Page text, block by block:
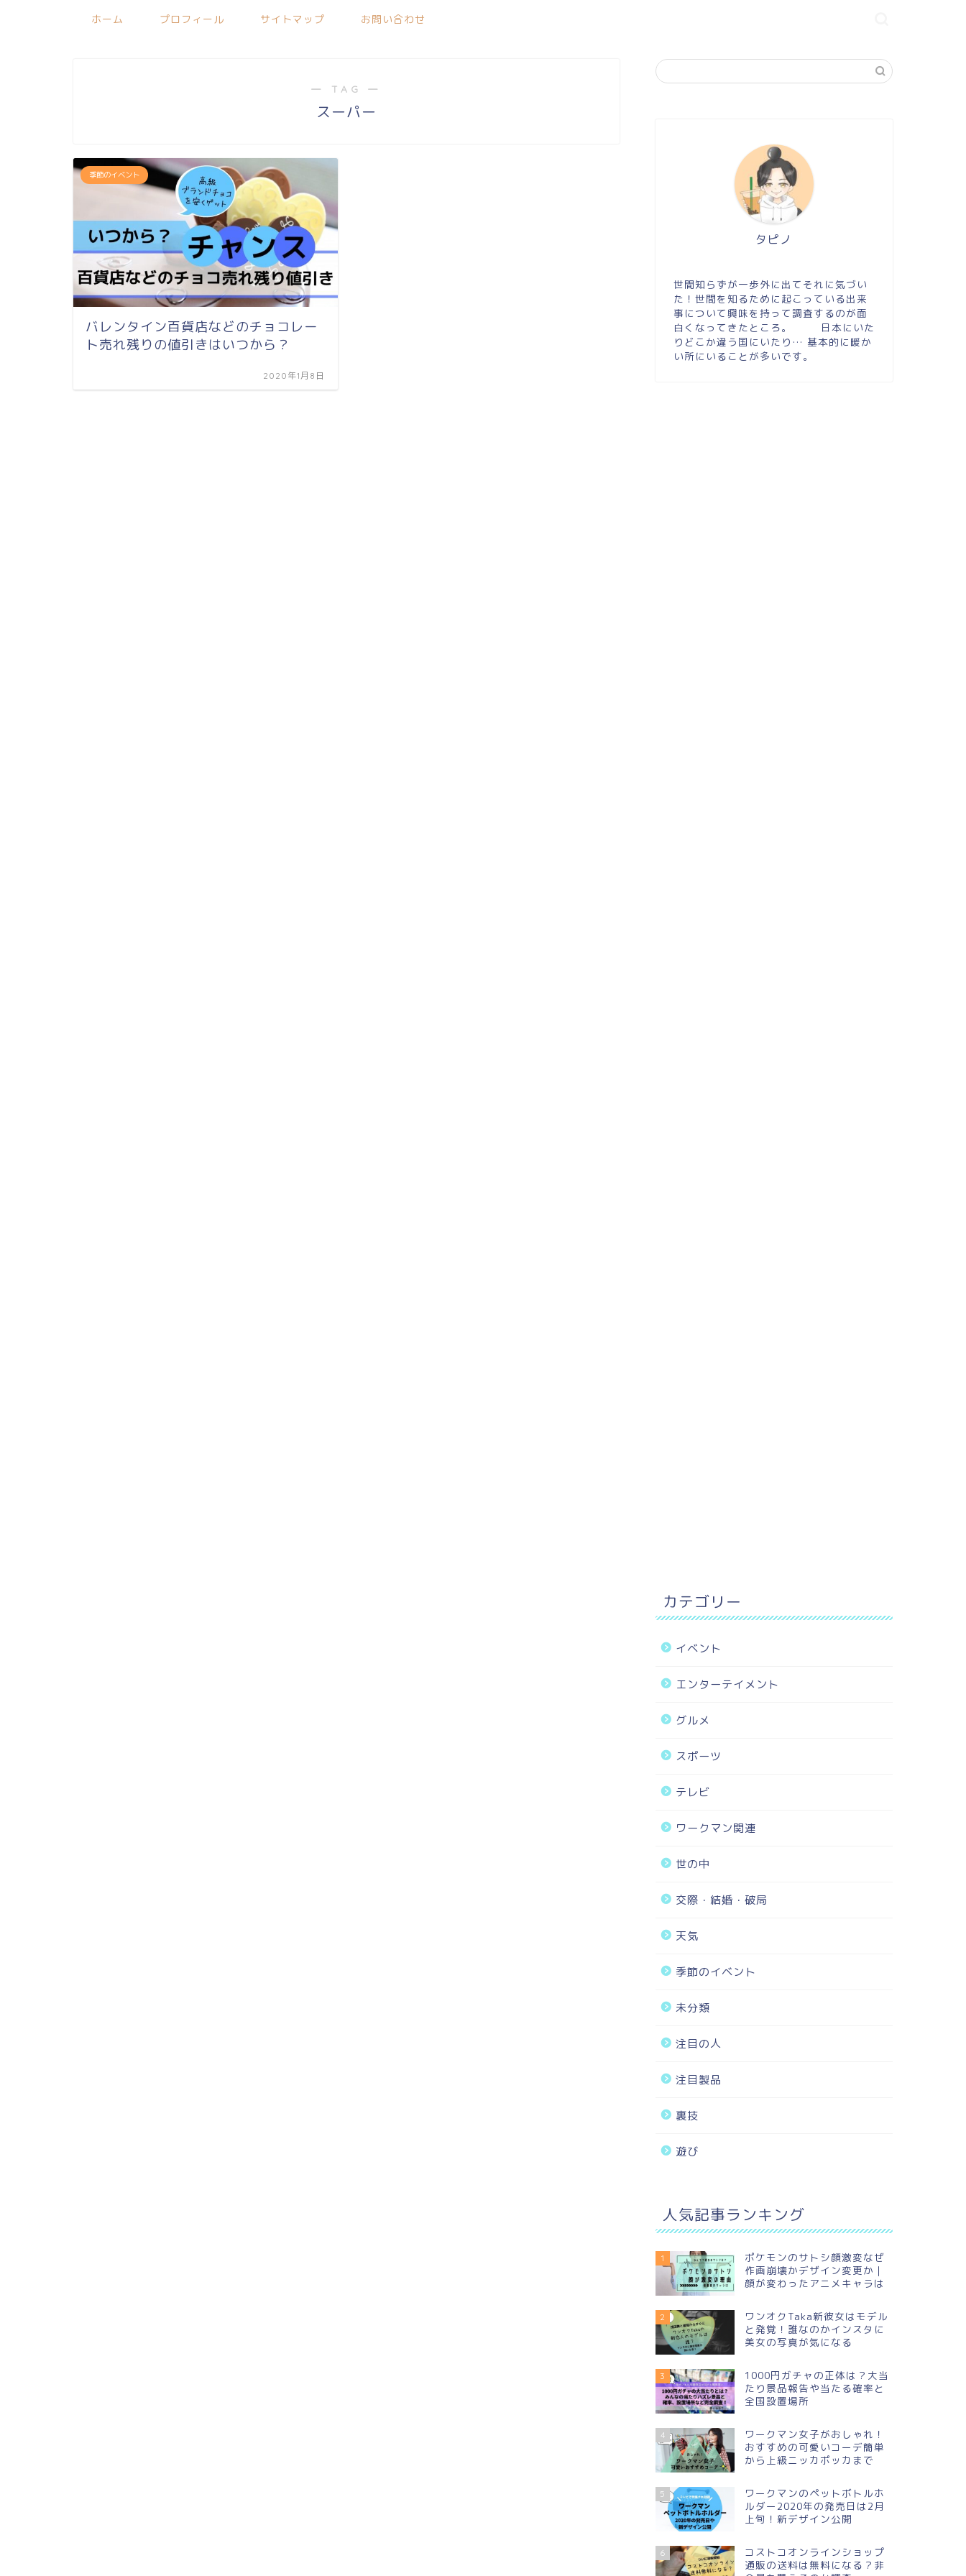
ホーム プロフィール サイトマップ お問い合わせ
― TAG ―
スーパー
季節のイベント
バレンタイン百貨店などのチョコレー
ト売れ残りの値引きはいつから？
2020年1月8日
タピノ
世間知らずが一歩外に出てそれに気づい
た！世間を知るために起こっている出来
事について興味を持って調査するのが面
白くなってきたところ。 日本にいた
りどこか違う国にいたり… 基本的に暖か
い所にいることが多いです。
カテゴリー
イベント
エンターテイメント
グルメ
スポーツ
テレビ
ワークマン関連
世の中
交際・結婚・破局
天気
季節のイベント
未分類
注目の人
注目製品
裏技
遊び
人気記事ランキング
1
ポケモンのサトシ顔激変なぜ
作画崩壊かデザイン変更か｜
顔が変わったアニメキャラは
2
ワンオクTaka新彼女はモデル
と発覚！誰なのかインスタに
美女の写真が気になる
3
1000円ガチャの正体は？大当
たり景品報告や当たる確率と
全国設置場所
4
ワークマン女子がおしゃれ！
おすすめの可愛いコーデ簡単
から上級ニッカポッカまで
5
ワークマンのペットボトルホ
ルダー2020年の発売日は2月
上旬！新デザイン公開
6
コストコオンラインショップ
通販の送料は無料になる？非